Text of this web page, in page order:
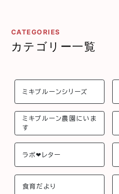
CATEGORIES
カテゴリー一覧
ミキプルーンシリーズ
ミキプルーン農園にいま
す
ラボ❤︎レター
食育だより